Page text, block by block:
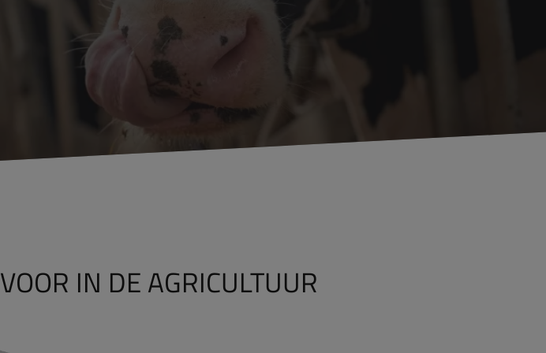
VOOR IN DE AGRICULTUUR